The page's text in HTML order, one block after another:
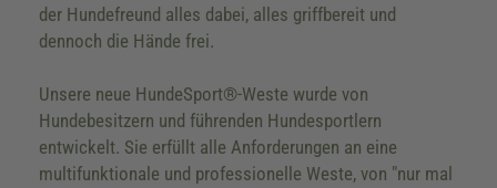
der Hundefreund alles dabei, alles griffbereit und
dennoch die Hände frei.
Unsere neue HundeSport®-Weste wurde von
Hundebesitzern und führenden Hundesportlern
entwickelt. Sie erfüllt alle Anforderungen an eine
multifunktionale und professionelle Weste, von "nur mal